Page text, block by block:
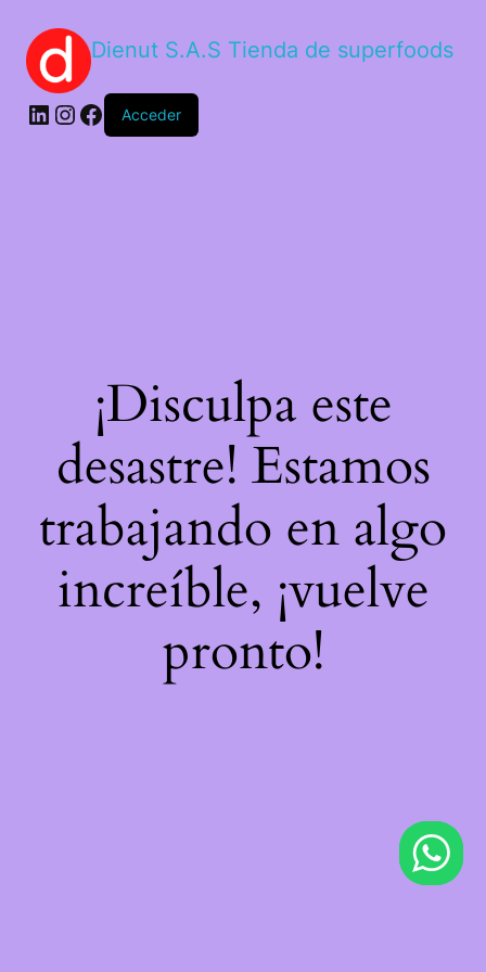
Dienut S.A.S Tienda de superfoods
Acceder
¡Disculpa este
desastre! Estamos
trabajando en algo
increíble, ¡vuelve
pronto!